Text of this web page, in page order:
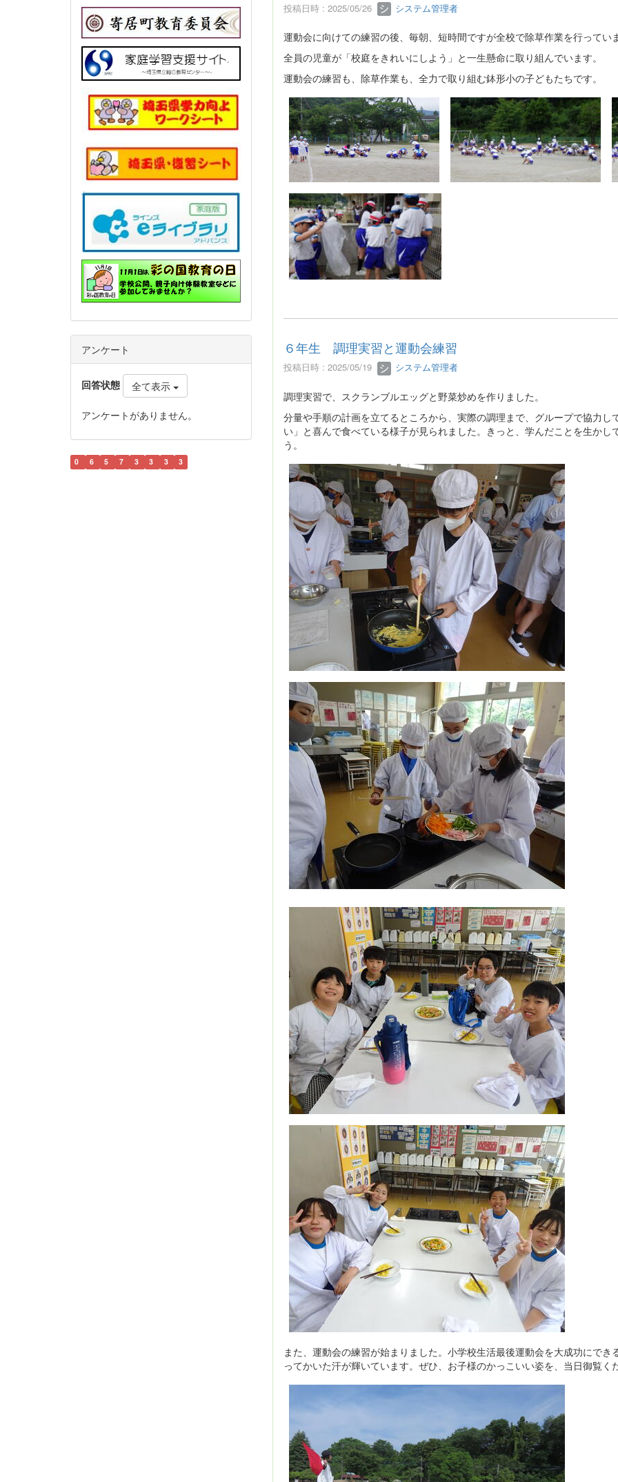
投稿日時 : 2025/05/26 システム管理者
運動会に向けての練習の後、毎朝、短時間ですが全校で除草作業を行ってい
全員の児童が「校庭をきれいにしよう」と一生懸命に取り組んでいます。
運動会の練習も、除草作業も、全力で取り組む鉢形小の子どもたちです。
６年生 調理実習と運動会練習
投稿日時 : 2025/05/19 システム管理者
調理実習で、スクランブルエッグと野菜炒めを作りました。
分量や手順の計画を立てるところから、実際の調理まで、グループで協力
い」と喜んで食べている様子が見られました。きっと、学んだことを生か
う。
また、運動会の練習が始まりました。小学校生活最後運動会を大成功にで
ってかいた汗が輝いています。ぜひ、お子様のかっこいい姿を、当日御覧く
アンケート
回答状態 全て表示
アンケートがありません。
0 6 5 7 3 3 3 3